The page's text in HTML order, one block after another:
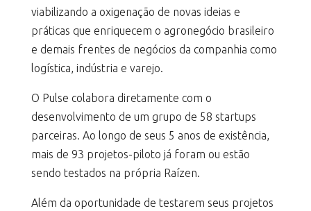
viabilizando a oxigenação de novas ideias e
práticas que enriquecem o agronegócio brasileiro
e demais frentes de negócios da companhia como
logística, indústria e varejo.
O Pulse colabora diretamente com o
desenvolvimento de um grupo de 58 startups
parceiras. Ao longo de seus 5 anos de existência,
mais de 93 projetos-piloto já foram ou estão
sendo testados na própria Raízen.
Além da oportunidade de testarem seus projetos